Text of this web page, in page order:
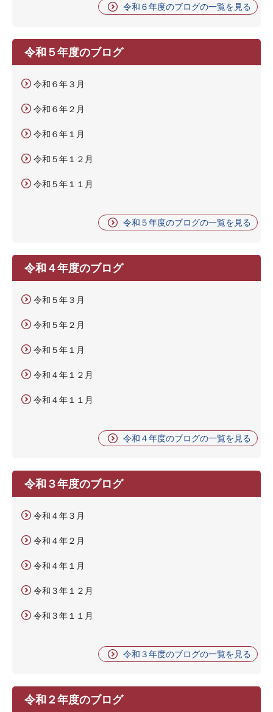
令和６年度のブログの一覧を見る
令和５年度のブログ
令和６年３月
令和６年２月
令和６年１月
令和５年１２月
令和５年１１月
令和５年度のブログの一覧を見る
令和４年度のブログ
令和５年３月
令和５年２月
令和５年１月
令和４年１２月
令和４年１１月
令和４年度のブログの一覧を見る
令和３年度のブログ
令和４年３月
令和４年２月
令和４年１月
令和３年１２月
令和３年１１月
令和３年度のブログの一覧を見る
令和２年度のブログ